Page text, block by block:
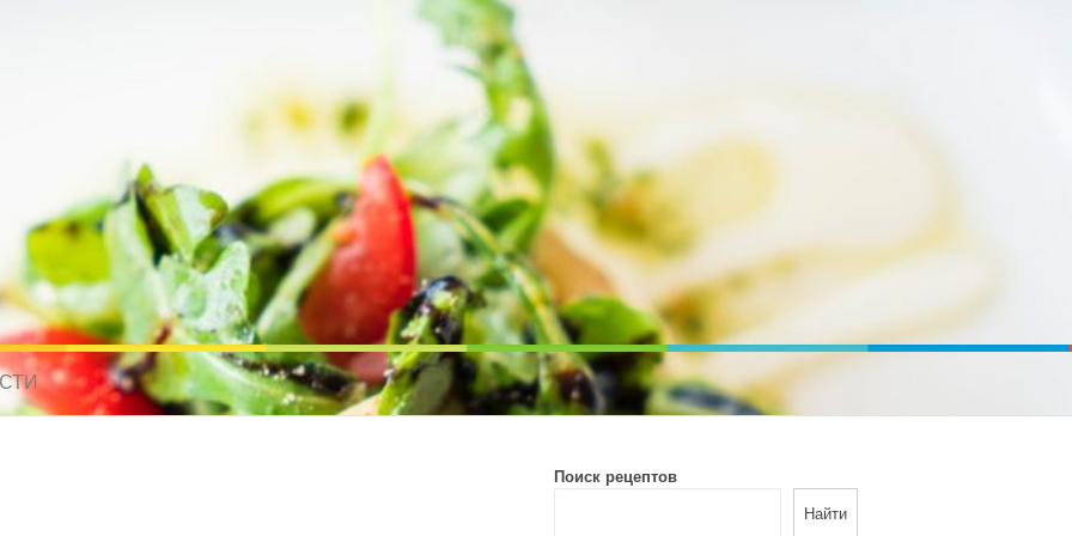
рецепты для всех
РЕЦЕПТЫ ДЛЯ МУЛЬТИВАРКИ. РЕЦЕПТЫ ДЛЯ МИКРОВОЛНОВОЙ ПЕЧИ. ДИЕТИЧЕСКОЕ ПИТАНИЕ
Поиск рецептов
Найти